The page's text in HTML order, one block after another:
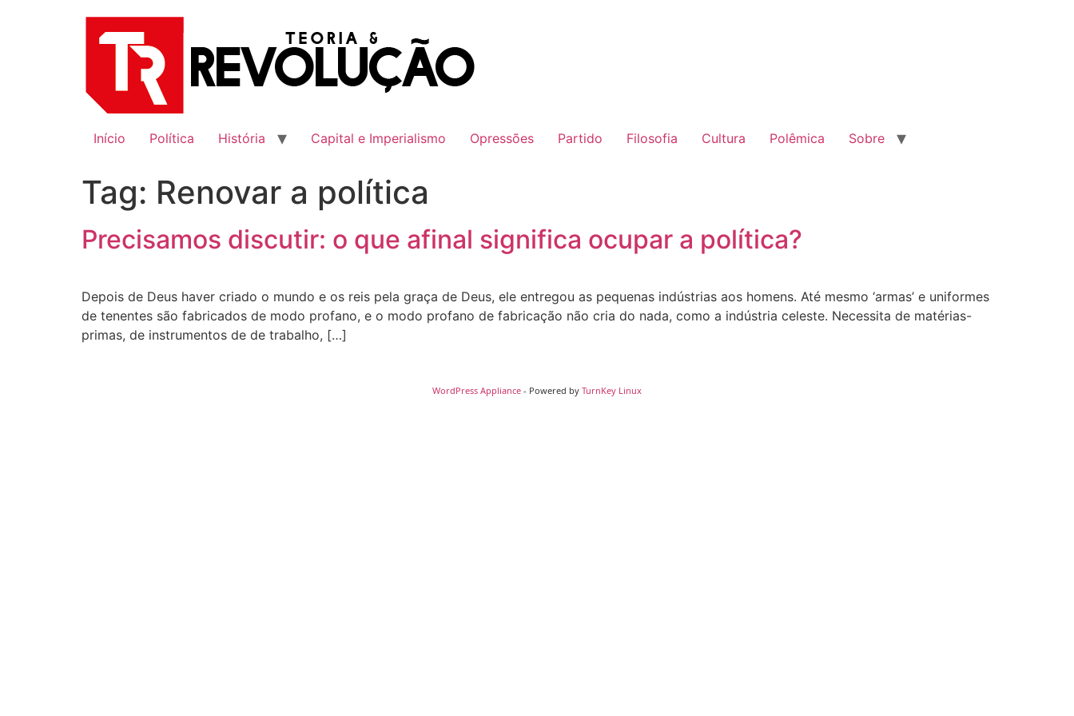
Início Política História Capital e Imperialismo Opressões Partido Filosofia Cultura Polêmica Sobre
Tag: Renovar a política
Precisamos discutir: o que afinal significa ocupar a política?
Depois de Deus haver criado o mundo e os reis pela graça de Deus, ele entregou as pequenas indústrias aos homens. Até mesmo ‘armas’ e uniformes
de tenentes são fabricados de modo profano, e o modo profano de fabricação não cria do nada, como a indústria celeste. Necessita de matérias-
primas, de instrumentos de de trabalho, […]
WordPress Appliance - Powered by TurnKey Linux